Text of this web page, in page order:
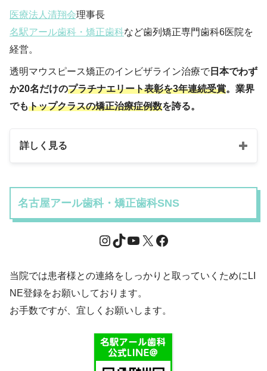
医療法人清翔会理事長
名駅アール歯科・矯正歯科など歯列矯正専門歯科6医院を
経営。
透明マウスピース矯正のインビザライン治療で 日本でわず
か20名だけのプラチナエリート表彰を3年連続受賞。業界
でもトップクラスの矯正治療症例数を誇る。
詳しく見る
名古屋アール歯科・矯正歯科SNS
当院では患者様との連絡をしっかりと取っていくためにLI
NE登録をお願いしております。
お手数ですが、宜しくお願いします。